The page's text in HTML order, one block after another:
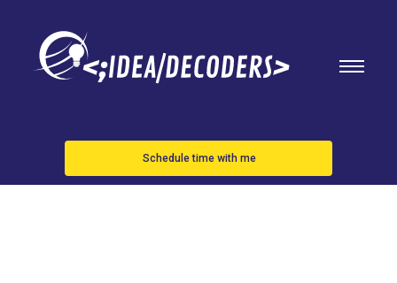
Schedule time with me
La Corte